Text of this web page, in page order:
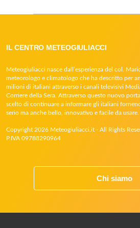
IL CENTRO METEOGIULIACCI
Meteogiuliacci nasce dall’esperienza del col.
meteorologo e climatologo che ha descritto per
milioni di italiani attraverso i canali televisivi
Corriere della Sera. Attraverso questo nuovo
scelto di continuare a informare gli italiani
serio ma anche bello, innovativo e facile da usare.
Copyright 2026 Meteogiuliacci.it - All Rights
P.IVA 09788290964
Chi siamo